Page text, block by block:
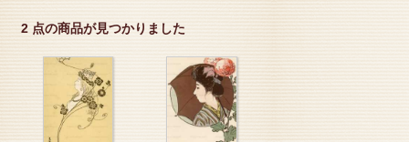
2 点の商品が見つかりました